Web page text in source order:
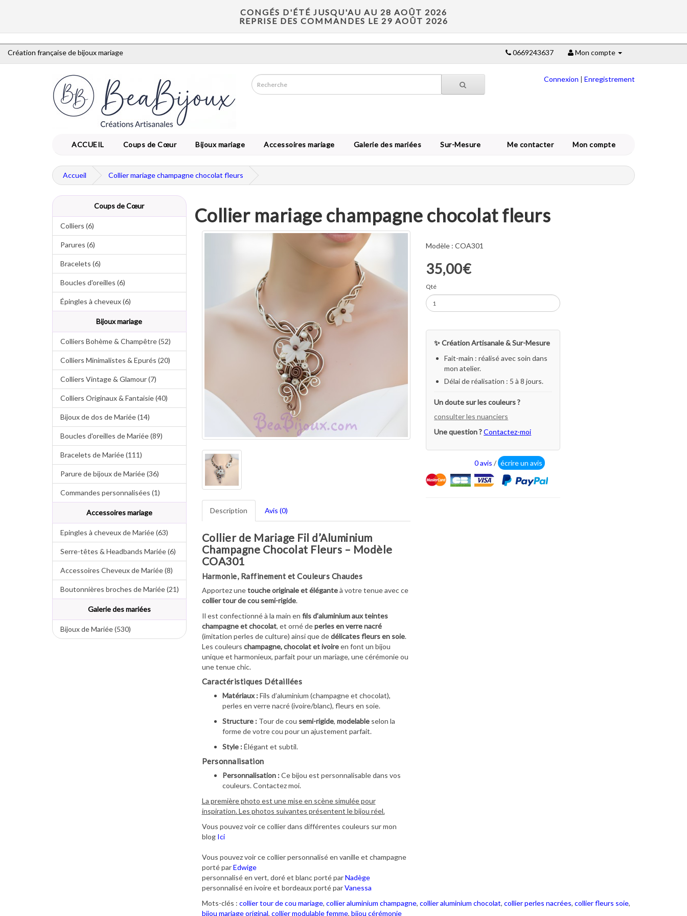
CONGÉS D'ÉTÉ JUSQU'AU AU 28 AOÛT 2026
REPRISE DES COMMANDES LE 29 AOÛT 2026
Création française de bijoux mariage 0669243637 Mon compte
Connexion | Enregistrement
ACCUEIL Coups de Cœur Bijoux mariage Accessoires mariage Galerie des mariées Sur-Mesure Me contacter Mon compte
Accueil Collier mariage champagne chocolat fleurs
Coups de Cœur
Colliers (6)
Parures (6)
Bracelets (6)
Boucles d'oreilles (6)
Épingles à cheveux (6)
Bijoux mariage
Colliers Bohème & Champêtre (52)
Colliers Minimalistes & Epurés (20)
Colliers Vintage & Glamour (7)
Colliers Originaux & Fantaisie (40)
Bijoux de dos de Mariée (14)
Boucles d'oreilles de Mariée (89)
Bracelets de Mariée (111)
Parure de bijoux de Mariée (36)
Commandes personnalisées (1)
Accessoires mariage
Epingles à cheveux de Mariée (63)
Serre-têtes & Headbands Mariée (6)
Accessoires Cheveux de Mariée (8)
Boutonnières broches de Mariée (21)
Galerie des mariées
Bijoux de Mariée (530)
Collier mariage champagne chocolat fleurs
Description Avis (0)
Collier de Mariage Fil d’Aluminium
Champagne Chocolat Fleurs – Modèle
COA301
Harmonie, Raffinement et Couleurs Chaudes
Apportez unetouche originale et éléganteà votre tenue avec ce
collier tour de cou semi-rigide.
Il est confectionné à la main en fils d’aluminium aux teintes
champagne et chocolat, et orné deperles en verre nacré
(imitation perles de culture) ainsi que dedélicates fleurs en soie.
Les couleurs champagne, chocolat et ivoireen font un bijou
unique et harmonieux, parfait pour un mariage, une cérémonie ou
une tenue chic.
Caractéristiques Détaillées
Matériaux :Fils d’aluminium (champagne et chocolat),
perles en verre nacré (ivoire/blanc), fleurs en soie.
Structure :Tour de cou semi-rigide, modelableselon la
forme de votre cou pour un ajustement parfait.
Style :Élégant et subtil.
Personnalisation
Personnalisation :Ce bijou est personnalisable dans vos
couleurs. Contactez moi.
La première photo est une mise en scène simulée pour
inspiration. Les photos suivantes présentent le bijou réel.
Vous pouvez voir ce collier dans différentes couleurs sur mon
blog Ici
Vous pouvez voir ce collier personnalisé en vanille et champagne
porté parEdwige
personnalisé en vert, doré et blanc porté parNadège
personnalisé en ivoire et bordeaux porté parVanessa
Modèle : COA301
35,00€
Qté
✨ Création Artisanale & Sur-Mesure
Fait-main : réalisé avec soin dans
mon atelier.
Délai de réalisation : 5 à 8 jours.
Un doute sur les couleurs ?
consulter les nuanciers
Une question ?Contactez-moi
0 avis / écrire un avis
Mots-clés : collier tour de cou mariage, collier aluminium champagne, collier aluminium chocolat, collier perles nacrées, collier fleurs soie,
bijou mariage original, collier modulable femme, bijou cérémonie